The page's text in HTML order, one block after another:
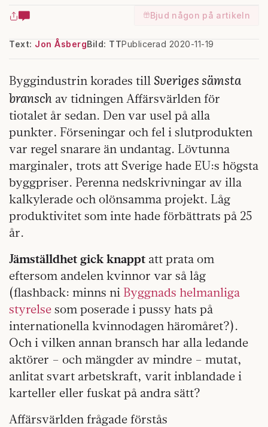
Bjud någon på artikeln
Text: Jon Åsberg Publicerad 2020-11-19
Bild: TT
Byggindustrin korades till Sveriges sämsta
bransch av tidningen Affärsvärlden för
tiotalet år sedan. Den var usel på alla
punkter. Förseningar och fel i slutprodukten
var regel snarare än undantag. Lövtunna
marginaler, trots att Sverige hade EU:s högsta
byggpriser. Perenna nedskrivningar av illa
kalkylerade och olönsamma projekt. Låg
produktivitet som inte hade förbättrats på 25
år.
Jämställdhet gick knappt att prata om
eftersom andelen kvinnor var så låg
(flashback: minns ni Byggnads helmanliga
styrelse som poserade i pussy hats på
internationella kvinnodagen häromåret?).
Och i vilken annan bransch har alla ledande
aktörer – och mängder av mindre – mutat,
anlitat svart arbetskraft, varit inblandade i
karteller eller fuskat på andra sätt?
Affärsvärlden frågade förstås